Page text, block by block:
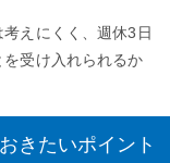
えにくく、週休3日
受け入れられるか
きたいポイント